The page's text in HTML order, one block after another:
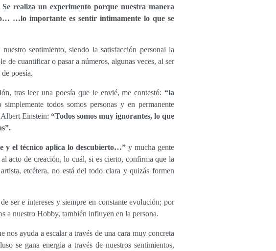
realiza un experimento porque nuestra manera
…lo importante es sentir intimamente lo que se
sentimiento, siendo la satisfacción personal la
de cuantificar o pasar a números, algunas veces, al ser
poesía.
tras leer una poesía que le envié, me contestó: “la
simplemente todos somos personas y en permanente
Einstein: “Todos somos muy ignorantes, lo que
y el técnico aplica lo descubierto…” y mucha gente
acto de creación, lo cuál, si es cierto, confirma que la
etcétera, no está del todo clara y quizás formen
ser e intereses y siempre en constante evolución; por
a nuestro Hobby, también influyen en la persona.
ayuda a escalar a través de una cara muy concreta
se gana energía a través de nuestros sentimientos,